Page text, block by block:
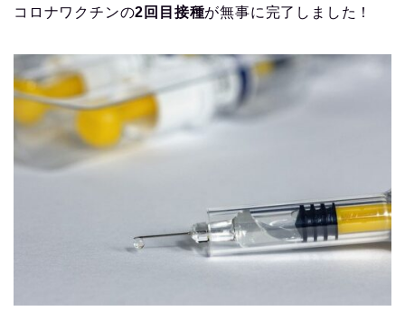
コロナワクチンの2回目接種が無事に完了しました！